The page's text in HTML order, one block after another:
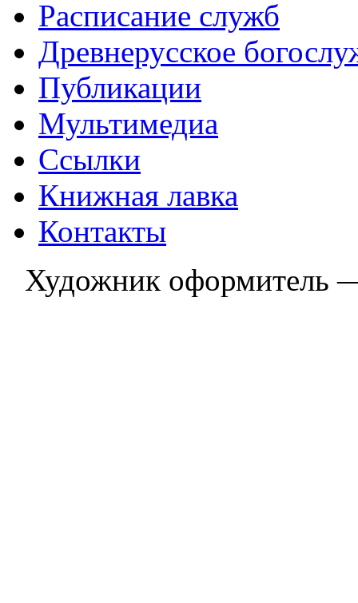
Расписание служб
Древнерусское
Публикации
Мультимедиа
Ссылки
Книжная лавка
Контакты
Художник оформитель